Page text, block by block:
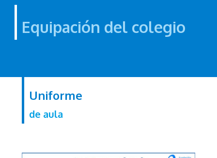
Equipación del colegio
Uniforme
de aula